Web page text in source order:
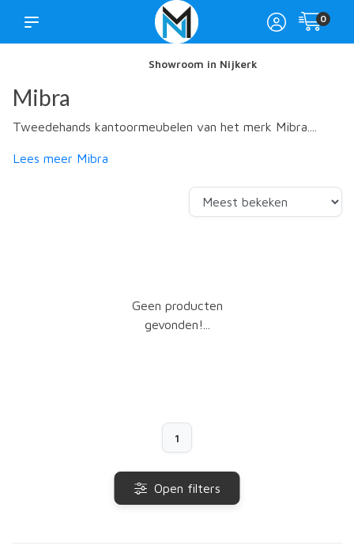
0
Showroom in Nijkerk
Mibra
Tweedehands kantoormeubelen van het merk Mibra....
Lees meer Mibra
Geen producten
gevonden!...
1
Open filters